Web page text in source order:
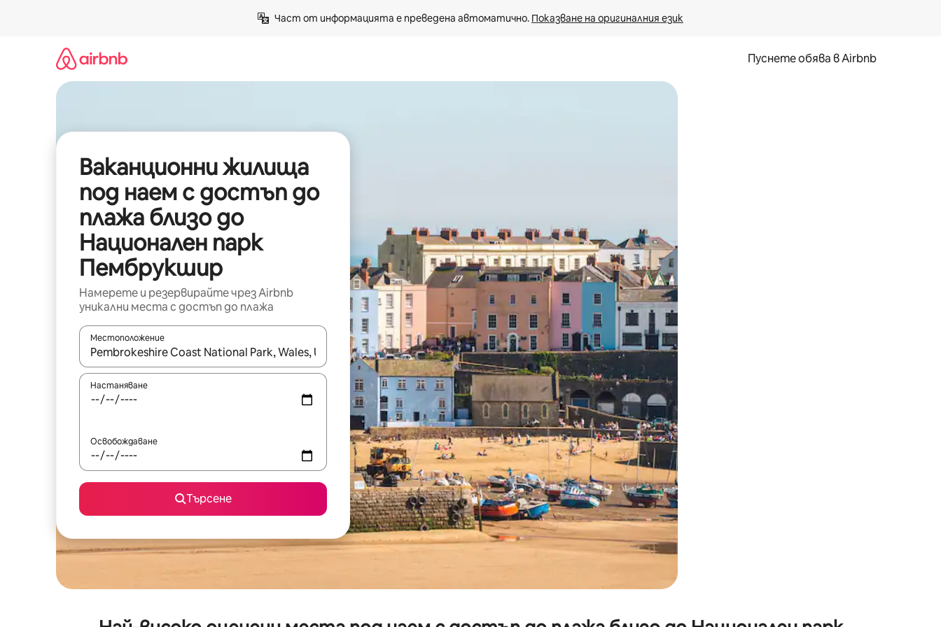
Част от информацията е преведена автоматично. Показване на оригиналния език
Пуснете обява в Airbnb
Ваканционни жилища
под наем с достъп до
плажа близо до
Национален парк
Пембрукшир
Намерете и резервирайте чрез Airbnb
уникални места с достъп до плажа
Местоположение
Когато резултатите се покажат, използвайте клавишите със стрелки нагоре и надолу или навигирайте с докосване или плъзгане.
Настаняване
Освобождаване
Търсене